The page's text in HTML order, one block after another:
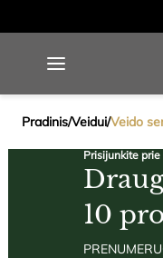
Pradinis/Veidui/Veido
Prisijunkite
10